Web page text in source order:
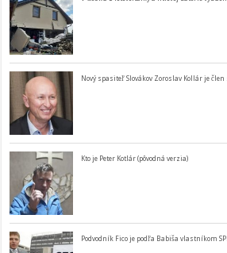
Nový spasiteľ Slovákov Zoroslav Kollár je
Kto je Peter Kotlár (pôvodná verzia)
Podvodník Fico je podľa Babiša vlastníkom